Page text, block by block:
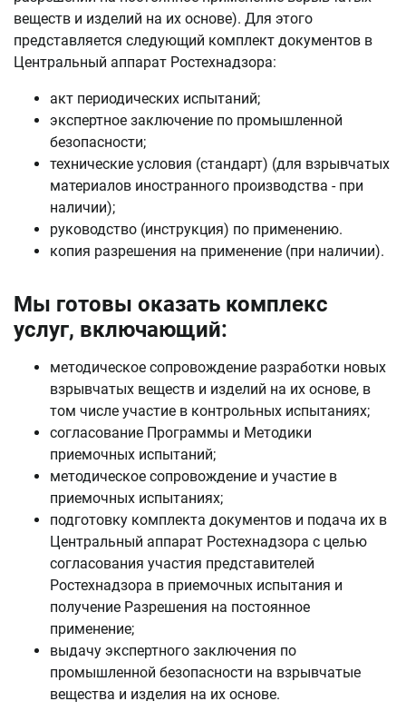
веществ и изделий на их основе). Для этого
представляется следующий комплект документов в
Центральный аппарат Ростехнадзора:
акт периодических испытаний;
экспертное заключение по промышленной
безопасности;
технические условия (стандарт) (для взрывчатых
материалов иностранного производства - при
наличии);
руководство (инструкция) по применению.
копия разрешения на применение (при наличии).
Мы готовы оказать комплекс
услуг, включающий:
методическое сопровождение разработки новых
взрывчатых веществ и изделий на их основе, в
том числе участие в контрольных испытаниях;
согласование Программы и Методики
приемочных испытаний;
методическое сопровождение и участие в
приемочных испытаниях;
подготовку комплекта документов и подача их в
Центральный аппарат Ростехнадзора с целью
согласования участия представителей
Ростехнадзора в приемочных испытания и
получение Разрешения на постоянное
применение;
выдачу экспертного заключения по
промышленной безопасности на взрывчатые
вещества и изделия на их основе.